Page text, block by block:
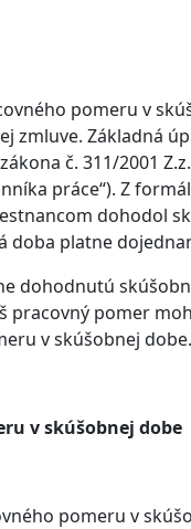
pomeru v
zmluve. Základná
č. 311/2001
práce“). Z
dohodol
doba platne
dohodnutú
pracovný pomer
v skúšobnej dobe.
v skúšobnej dobe
pomeru v